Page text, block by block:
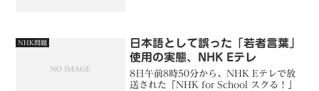
大地の恵みや農業への感謝...
NHK問題
日本語として誤った「若者言葉」
使用の実態、NHK Eテレ
8日午前8時50分から、NHK Eテレで放
送された「NHK for School スクる！」